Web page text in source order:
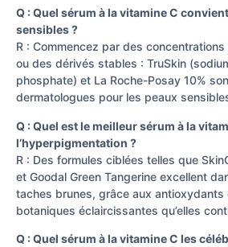
Q : Quel sérum à la vitamine C
sensibles ?
R : Commencez par des
ou des dérivés stables : TruSkin
phosphate) et La Roche-Posay 10%
dermatologues pour les peaux
Q : Quel est le meilleur sérum à la
l’hyperpigmentation ?
R : Des formules ciblées telles que
et Goodal Green Tangerine excellent
taches brunes, grâce aux
botaniques éclaircissantes qu’elles
Q : Quel sérum à la vitamine C les